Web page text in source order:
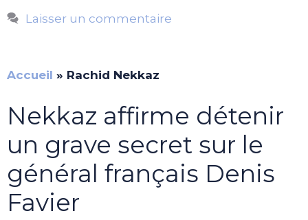
Laisser un commentaire
Accueil » Rachid Nekkaz
Nekkaz affirme détenir
un grave secret sur le
général français Denis
Favier